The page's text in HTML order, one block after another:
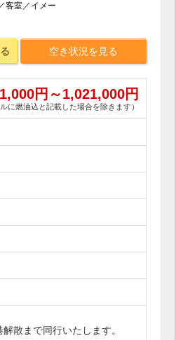
客室／イメー
空き状況を見る
円～1,021,000円
に燃油込と記載した場合を除きます）
散まで同行いたします。